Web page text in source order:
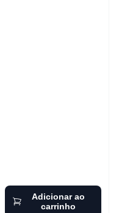
Adicionar ao
carrinho